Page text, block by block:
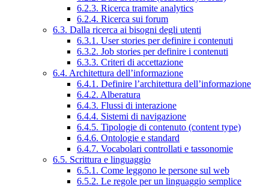
6.2.3. Ricerca tramite analytics
6.2.4. Ricerca sui forum
6.3. Dalla ricerca ai bisogni degli utenti
6.3.1. User stories per definire i contenuti
6.3.2. Job stories per definire i contenuti
6.3.3. Criteri di accettazione
6.4. Architettura dell’informazione
6.4.1. Definire l’architettura dell’informazione
6.4.2. Alberatura
6.4.3. Flussi di interazione
6.4.4. Sistemi di navigazione
6.4.5. Tipologie di contenuto (content type)
6.4.6. Ontologie e standard
6.4.7. Vocabolari controllati e tassonomie
6.5. Scrittura e linguaggio
6.5.1. Come leggono le persone sul web
6.5.2. Le regole per un linguaggio semplice